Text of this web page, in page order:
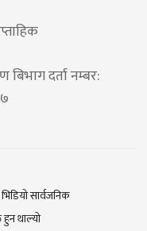
बिभाग दर्ता नम्बर:
सार्वजनिक
थाल्याे